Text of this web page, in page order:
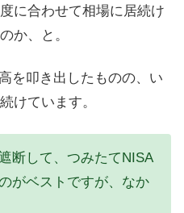
に合わせて相場に居続け
か、と。
を叩き出したものの、い
けています。
断して、つみたてNISA
がベストですが、なか